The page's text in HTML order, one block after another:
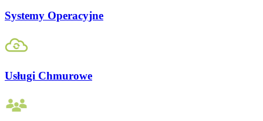
Systemy Operacyjne
Usługi Chmurowe